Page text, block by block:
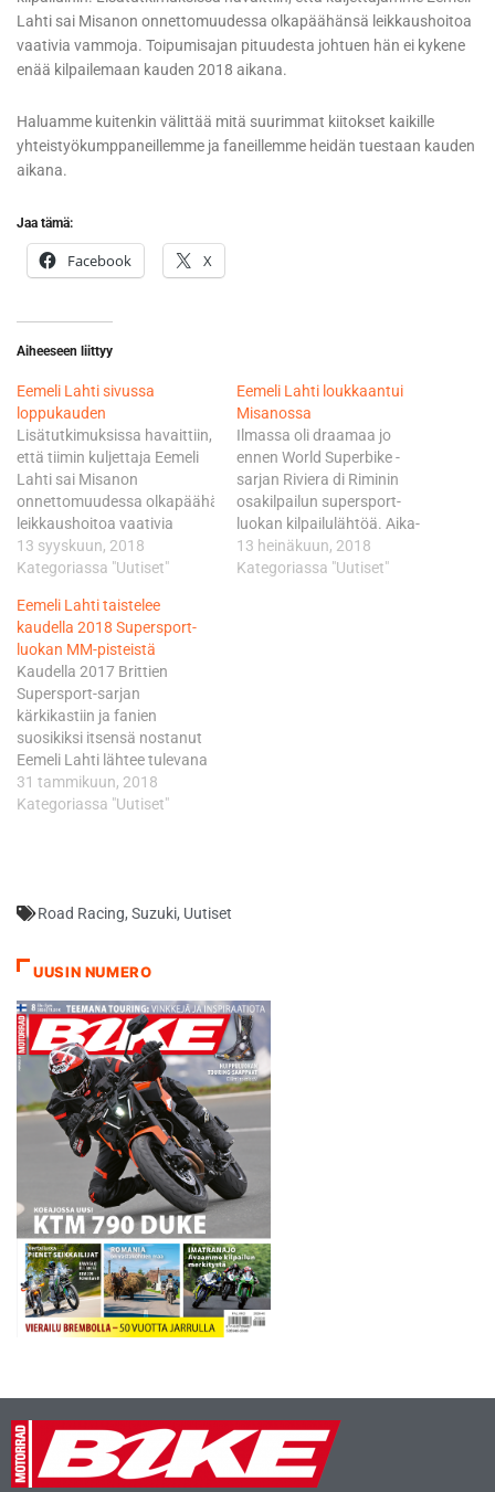
Lahti sai Misanon onnettomuudessa olkapäähänsä leikkaushoitoa
vaativia vammoja. Toipumisajan pituudesta johtuen hän ei kykene
enää kilpailemaan kauden 2018 aikana.
Haluamme kuitenkin välittää mitä suurimmat kiitokset kaikille
yhteistyökumppaneillemme ja faneillemme heidän tuestaan kauden
aikana.
Jaa tämä:
Facebook X
Aiheeseen liittyy
Eemeli Lahti sivussa
loppukauden
Lisätutkimuksissa havaittiin,
että tiimin kuljettaja Eemeli
Lahti sai Misanon
onnettomuudessa olkapäähänsä
leikkaushoitoa vaativia
vammoja. Toipumisajan
pituudesta johtuen hän ei
kauden 2018 aikana.
Ilmassa oli draamaa jo
ennen World Superbike -
sarjan Riviera di Riminin
osakilpailun supersport-
luokan kilpailulähtöä. Aika-
ajoissa 19. lähtöruutuun
itsensä ajanut Sterkman
Motorsport by HRP:n Eemeli
Lahti loukkaantui…
13 syyskuun, 2018
Kategoriassa "Uutiset"
Eemeli Lahti loukkaantui
Misanossa
Ilmassa oli draamaa jo
ennen World Superbike -
sarjan Riviera di Riminin
osakilpailun supersport-
luokan kilpailulähtöä. Aika-
ajoissa 19. lähtöruutuun
itsensä ajanut Sterkman
13 heinäkuun, 2018
Kategoriassa "Uutiset"
Eemeli Lahti taistelee
kaudella 2018 Supersport-
luokan MM-pisteistä
Kaudella 2017 Brittien
Supersport-sarjan
kärkikastiin ja fanien
suosikiksi itsensä nostanut
Eemeli Lahti lähtee tulevana
vuonna mittaamaan
Supersport-luokan MM-
Tiiminä jatkaa viime vuosilta
vaihtumisen myötä uuden
nimen saanut Sterkman
Motorsport by HRP. Myös
kalusto on aiemmilta
vuosilta tuttu…
31 tammikuun, 2018
Kategoriassa "Uutiset"
Road Racing, Suzuki, Uutiset
UUSIN NUMERO